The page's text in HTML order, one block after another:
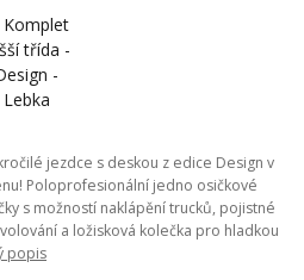
jezdce s deskou z edice Design v
Poloprofesionální jedno osičkové
s možností naklápění trucků, pojistné
a ložisková kolečka pro hladkou
popis